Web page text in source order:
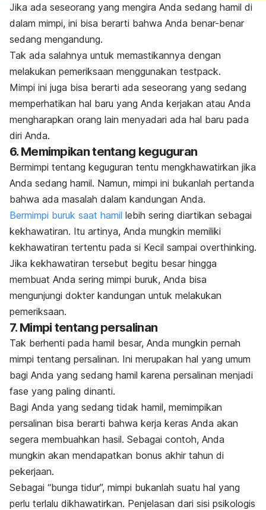
Jika ada seseorang yang mengira Anda sedang hamil di
dalam mimpi, ini bisa berarti bahwa Anda benar-benar
sedang mengandung.
Tak ada salahnya untuk memastikannya dengan
melakukan pemeriksaan menggunakan testpack.
Mimpi ini juga bisa berarti ada seseorang yang sedang
memperhatikan hal baru yang Anda kerjakan atau Anda
mengharapkan orang lain menyadari ada hal baru pada
diri Anda.
6. Memimpikan tentang keguguran
Bermimpi tentang keguguran tentu mengkhawatirkan jika
Anda sedang hamil. Namun, mimpi ini bukanlah pertanda
bahwa ada masalah dalam kandungan Anda.
Bermimpi buruk saat hamil lebih sering diartikan sebagai
kekhawatiran. Itu artinya, Anda mungkin memiliki
kekhawatiran tertentu pada si Kecil sampai overthinking.
Jika kekhawatiran tersebut begitu besar hingga
membuat Anda sering mimpi buruk, Anda bisa
mengunjungi dokter kandungan untuk melakukan
pemeriksaan.
7. Mimpi tentang persalinan
Tak berhenti pada hamil besar, Anda mungkin pernah
mimpi tentang persalinan. Ini merupakan hal yang umum
bagi Anda yang sedang hamil karena persalinan menjadi
fase yang paling dinanti.
Bagi Anda yang sedang tidak hamil, memimpikan
persalinan bisa berarti bahwa kerja keras Anda akan
segera membuahkan hasil. Sebagai contoh, Anda
mungkin akan mendapatkan bonus akhir tahun di
pekerjaan.
Sebagai “bunga tidur”, mimpi bukanlah suatu hal yang
perlu terlalu dikhawatirkan. Penjelasan dari sisi psikologis